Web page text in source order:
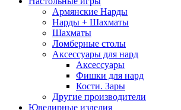
Армянские Нарды
Нарды + Шахматы
Шахматы
Ломберные столы
Аксессуары для нард
Аксессуары
Фишки для нард
Кости. Зары
Другие производители
Ювелирные изделия